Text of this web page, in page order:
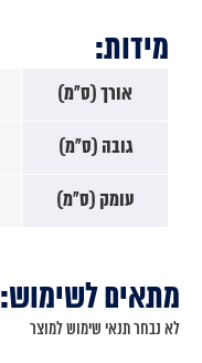
מידות:
אורך (ס"מ)
גובה (ס"מ)
עומק (ס"מ)
מתאים לשימוש:
לא נבחר תנאי שימוש למוצר